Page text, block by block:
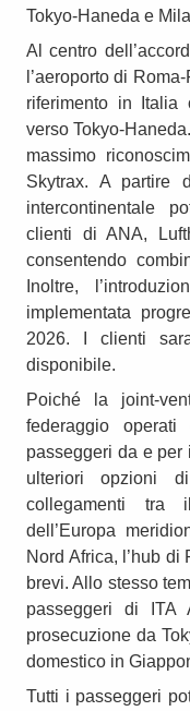
Tokyo-Haneda e
Al centro
l’aeroporto di
riferimento in
verso Tokyo-
massimo
Skytrax. A partire
intercontinentale
clienti di ANA,
consentendo
Inoltre,
implementata
2026. I clienti
disponibile.
Poiché la joint-
federaggio
passeggeri da e per
ulteriori opzioni
collegamenti tra
dell’Europa
Nord Africa, l’hub
brevi. Allo stesso
passeggeri di ITA
prosecuzione da
domestico in
Tutti i passeggeri